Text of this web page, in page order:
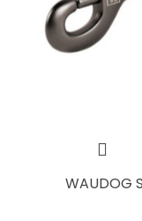
WAUDOG